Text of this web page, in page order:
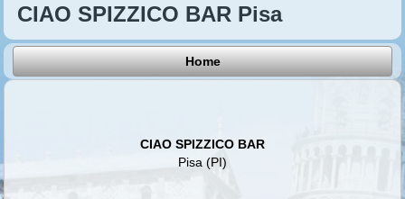
CIAO SPIZZICO BAR Pisa
Home
CIAO SPIZZICO BAR
Pisa (PI)